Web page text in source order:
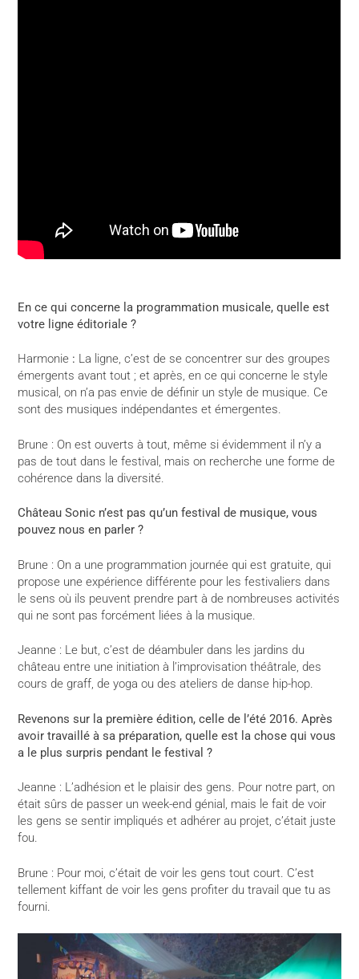
En ce qui concerne la programmation musicale, quelle est
votre ligne éditoriale ?
Harmonie : La ligne, c’est de se concentrer sur des groupes
émergents avant tout ; et après, en ce qui concerne le style
musical, on n’a pas envie de définir un style de musique. Ce
sont des musiques indépendantes et émergentes.
Brune : On est ouverts à tout, même si évidemment il n’y a
pas de tout dans le festival, mais on recherche une forme de
cohérence dans la diversité.
Château Sonic n’est pas qu’un festival de musique, vous
pouvez nous en parler ?
Brune : On a une programmation journée qui est gratuite, qui
propose une expérience différente pour les festivaliers dans
le sens où ils peuvent prendre part à de nombreuses activités
qui ne sont pas forcément liées à la musique.
Jeanne : Le but, c’est de déambuler dans les jardins du
château entre une initiation à l’improvisation théâtrale, des
cours de graff, de yoga ou des ateliers de danse hip-hop.
Revenons sur la première édition, celle de l’été 2016. Après
avoir travaillé à sa préparation, quelle est la chose qui vous
a le plus surpris pendant le festival ?
Jeanne : L’adhésion et le plaisir des gens. Pour notre part, on
était sûrs de passer un week-end génial, mais le fait de voir
les gens se sentir impliqués et adhérer au projet, c’était juste
fou.
Brune : Pour moi, c’était de voir les gens tout court. C’est
tellement kiffant de voir les gens profiter du travail que tu as
fourni.